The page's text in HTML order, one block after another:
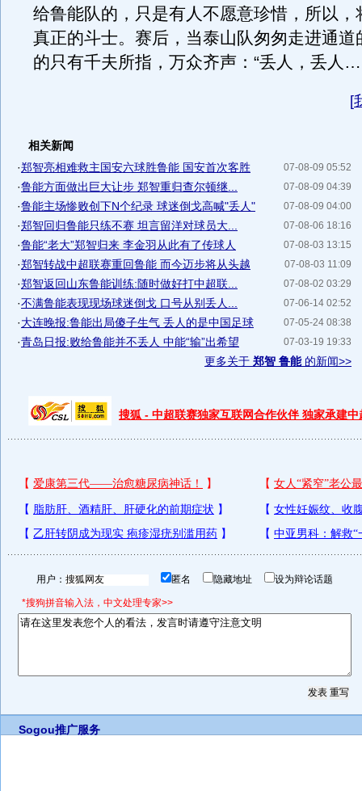
给鲁能队的，只是有人不愿意珍惜，所以，
真正的斗士。赛后，当泰山队匆匆走进通道
的只有千夫所指，万众齐声：“丢人，丢人
[
相关新闻
07-08-09 05:52
·郑智亮相难救主国安六球胜鲁能 国安首次客胜
07-08-09 04:39
·鲁能方面做出巨大让步 郑智重归查尔顿继...
07-08-09 04:00
·鲁能主场惨败创下N个纪录 球迷倒戈高喊"丢人"
07-08-06 18:16
·郑智回归鲁能只练不赛 坦言留洋对球员大...
07-08-03 13:15
·鲁能“老大”郑智归来 李金羽从此有了传球人
07-08-03 11:09
·郑智转战中超联赛重回鲁能 而今迈步将从头越
07-08-02 03:29
·郑智返回山东鲁能训练:随时做好打中超联...
07-06-14 02:52
·不满鲁能表现现场球迷倒戈 口号从别丢人...
07-05-24 08:38
·大连晚报:鲁能出局傻子生气 丢人的是中国足球
07-03-19 19:33
·青岛日报:败给鲁能并不丢人 中能“输”出希望
更多关于 郑智 鲁能的新闻>>
搜狐 - 中超联赛独家互联网合作伙伴 独家承建中
用户： 匿名 隐藏地址 设为辩论话题
*搜狗拼音输入法，中文处理专家>>
Sogou推广服务